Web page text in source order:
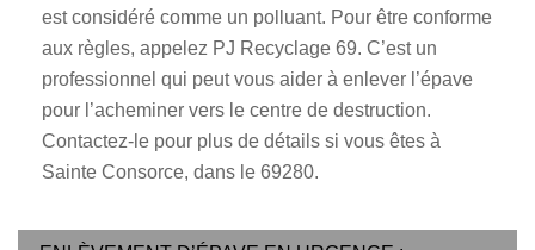
est considéré comme un polluant. Pour être conforme
aux règles, appelez PJ Recyclage 69. C’est un
professionnel qui peut vous aider à enlever l’épave
pour l’acheminer vers le centre de destruction.
Contactez-le pour plus de détails si vous êtes à
Sainte Consorce, dans le 69280.